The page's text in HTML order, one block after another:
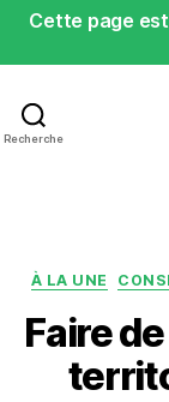
Cette page
Recherche
À LA UNE
Faire